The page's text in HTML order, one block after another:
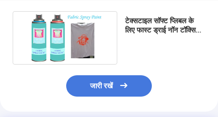
टेक्सटाइल सॉफ्ट प्लिबल के
लिए फास्ट ड्राई नॉन टॉक्सिक
जारी रखें